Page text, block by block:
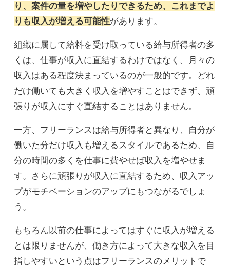
り、案件の量を増やしたりできるため、これまでよ
りも収入が増える可能性があります。
組織に属して給料を受け取っている給与所得者の多
くは、仕事が収入に直結するわけではなく、月々の
収入はある程度決まっているのが一般的です。どれ
だけ働いても大きく収入を増やすことはできず、頑
張りが収入にすぐ直結することはありません。
一方、フリーランスは給与所得者と異なり、自分が
働いた分だけ収入も増えるスタイルであるため、自
分の時間の多くを仕事に費やせば収入を増やせま
す。さらに頑張りが収入に直結するため、収入アッ
プがモチベーションのアップにもつながるでしょ
う。
もちろん以前の仕事によってはすぐに収入が増える
とは限りませんが、働き方によって大きな収入を目
指しやすいという点はフリーランスのメリットで